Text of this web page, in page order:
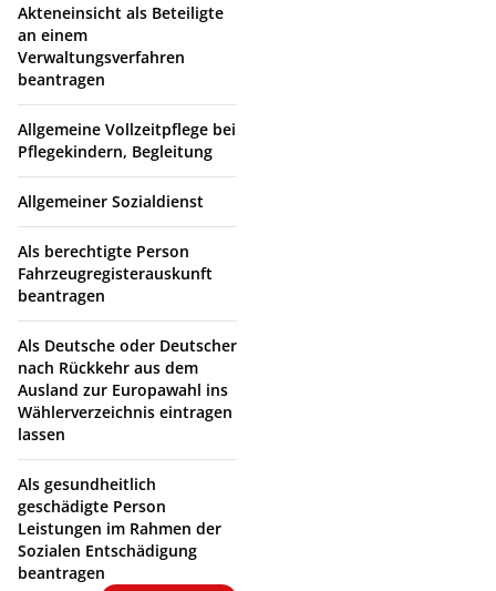
Akteneinsicht als Beteiligte
an einem
Verwaltungsverfahren
beantragen
Allgemeine Vollzeitpflege bei
Pflegekindern, Begleitung
Allgemeiner Sozialdienst
Als berechtigte Person
Fahrzeugregisterauskunft
beantragen
Als Deutsche oder Deutscher
nach Rückkehr aus dem
Ausland zur Europawahl ins
Wählerverzeichnis eintragen
lassen
Als gesundheitlich
geschädigte Person
Leistungen im Rahmen der
Sozialen Entschädigung
beantragen